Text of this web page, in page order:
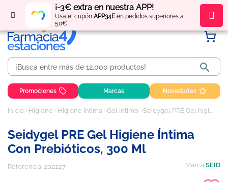
¡-3€ extra en nuestra APP!
Usa el cupón APP34Een pedidos superiores a
50€
Regístratey obténpuntos por tus compras

Promociones Marcas Novedades
Inicio Higiene Higiene Íntima Gel íntimo Seidygel PRE Gel higiene íntima con prebióticos, 300 ml
Seidygel PRE Gel Higiene Íntima
Con Prebióticos, 300 Ml
Referencia: 202227 Marca SEID